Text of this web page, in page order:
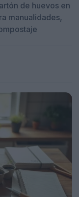
de huevos en
manualidades,